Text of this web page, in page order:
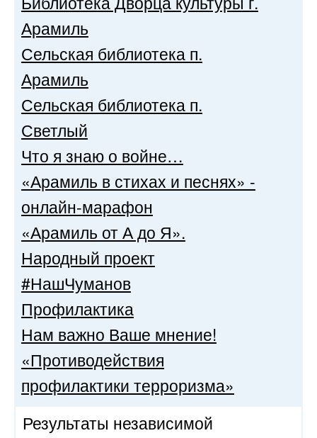
Арамиль
Сельская библиотека п.
Арамиль
Сельская библиотека п.
Светлый
Что я знаю о войне…
«Арамиль в стихах и песнях» -
онлайн-марафон
«Арамиль от А до Я».
Народный проект
#НашЧуманов
Профилактика
Нам важно Ваше мнение!
«Противодействия
профилактики терроризма»
Результаты независимой